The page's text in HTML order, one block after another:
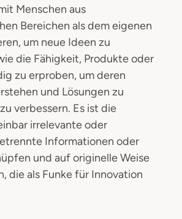
Menschen aus
Bereichen als dem eigenen
um neue Ideen zu
die Fähigkeit, Produkte oder
zu erproben, um deren
und Lösungen zu
verbessern. Es ist die
irrelevante oder
Informationen oder
und auf originelle Weise
die als Funke für Innovation